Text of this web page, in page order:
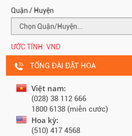
Quận / Huyện
ƯỚC TÍNH: VND
TỔNG ĐÀI ĐẶT HOA
Việt nam:
(028) 38 112 666
1800 6138 (miễn cước)
Hoa kỳ:
(510) 417 4568